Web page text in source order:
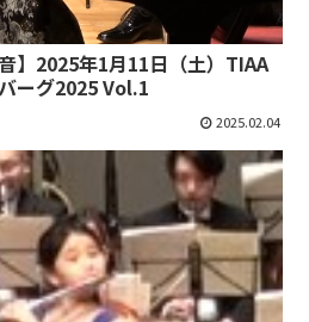
】2025年1月11日（土）TIAA
ーグ2025 Vol.1
2025.02.04